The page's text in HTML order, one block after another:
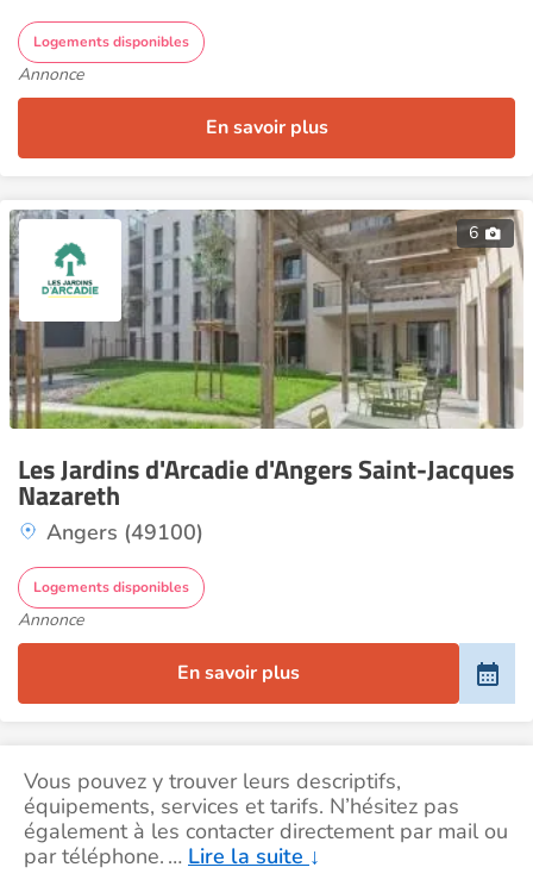
Logements disponibles
Annonce
En savoir plus
6
Les Jardins d'Arcadie d'Angers Saint-Jacques
Nazareth
Angers (49100)
Logements disponibles
Annonce
En savoir plus
Vous pouvez y trouver leurs descriptifs,
équipements, services et tarifs. N’hésitez pas
également à les contacter directement par mail ou
par téléphone. … Lire la suite ↓